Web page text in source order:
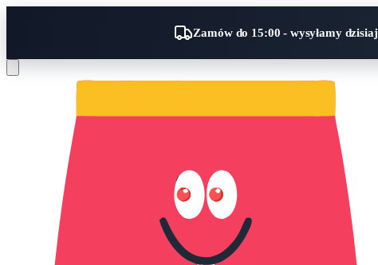
Zamów do 15:00 - wysyłamy dzisiaj